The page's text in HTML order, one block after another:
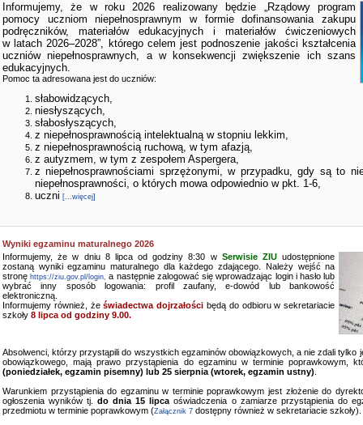
Informujemy, że w roku 2026 realizowany będzie „Rządowy program
pomocy uczniom niepełnosprawnym w formie dofinansowania zakupu
podręczników, materiałów edukacyjnych i materiałów ćwiczeniowych
w latach 2026–2028”, którego celem jest podnoszenie jakości kształcenia
uczniów niepełnosprawnych, a w konsekwencji zwiększenie ich szans
edukacyjnych.
Pomoc ta adresowana jest do uczniów:
słabowidzących,
niesłyszących,
słabosłyszących,
z niepełnosprawnością intelektualną w stopniu lekkim,
z niepełnosprawnością ruchową, w tym afazją,
z autyzmem, w tym z zespołem Aspergera,
z niepełnosprawnościami sprzężonymi, w przypadku, gdy są to
niepełnosprawności, o których mowa odpowiednio w pkt. 1-6,
uczni [...więcej]
Wyniki egzaminu maturalnego 2026
Informujemy, że w dniu 8 lipca od godziny 8:30 w Serwisie ZIU udostępnione
zostaną wyniki egzaminu maturalnego dla każdego zdającego. Należy wejść na
stronęhttps://ziu.gov.pl/login, a następnie zalogować się wprowadzając login i hasło lub
wybrać inny sposób logowania: profil zaufany, e-dowód lub bankowość
elektroniczną.
Informujemy również, żeświadectwa dojrzałości będą do odbioru w sekretariacie
szkoły 8 lipca od godziny 9.00.
Absolwenci, którzy przystąpili do wszystkich egzaminów obowiązkowych, a nie zdali tylko
obowiązkowego, mają prawo przystąpienia do egzaminu w terminie poprawkowym,
(poniedziałek, egzamin pisemny) lub 25 sierpnia (wtorek, egzamin ustny)
Warunkiem przystąpienia do egzaminu w terminie poprawkowym jest złożenie do
ogłoszenia wyników tj.do dnia 15 lipca oświadczenia o zamiarze przystąpienia do
przedmiotu w terminie poprawkowym (Załącznik 7 dostępny również w sekretariacie szkoły).